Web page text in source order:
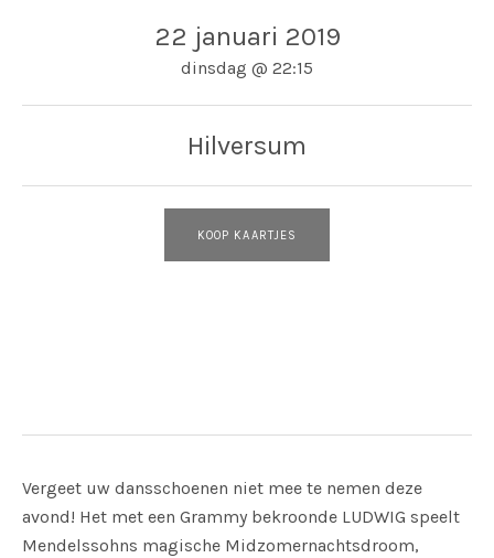
22 januari 2019
dinsdag @ 22:15
Hilversum
KOOP KAARTJES
Vergeet uw dansschoenen niet mee te nemen deze
avond! Het met een Grammy bekroonde LUDWIG speelt
Mendelssohns magische Midzomernachtsdroom,